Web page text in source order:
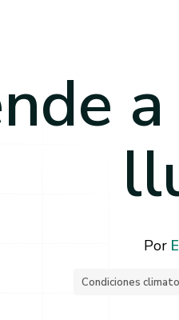
Por
Condiciones